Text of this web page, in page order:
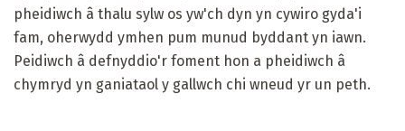
pheidiwch â thalu sylw os yw'ch dyn yn cywiro gyda'i
fam, oherwydd ymhen pum munud byddant yn iawn.
Peidiwch â defnyddio'r foment hon a pheidiwch â
chymryd yn ganiataol y gallwch chi wneud yr un peth.